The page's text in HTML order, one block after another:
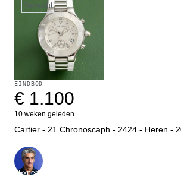
Verkocht
EINDBOD
€ 1.100
10 weken geleden
Cartier - 21 Chronoscaph - 2424 - Heren -
Expert